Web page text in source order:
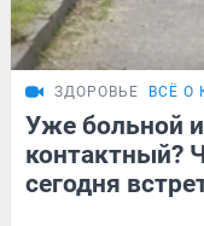
ЗДОРОВЬЕ ВСЁ О
Уже больной
контактный?
сегодня